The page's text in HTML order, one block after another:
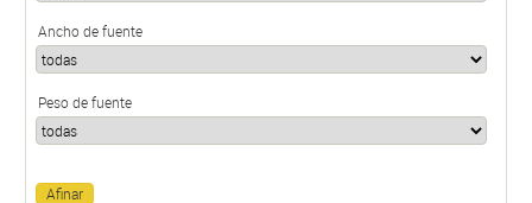
Ancho de fuente
Peso de fuente